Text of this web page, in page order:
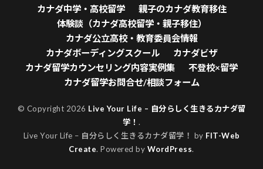
カナダ中学・高校留学
親子のカナダ教育移住
体験談（カナダ高校留学・親子移住）
カナダ公立高校・教育委員会情報
カナダボーディングスクール
カナダビザ
カナダ留学カウンセリング内容実例集
不登校×留学
カナダ留学お問合せ/相談フォーム
© Copyright 2026 Live Your Life – 自分らしく生きるカナダ留
学！ .
Live Your Life – 自分らしく生きるカナダ留学！ by FIT-Web
Create. Powered by WordPress.